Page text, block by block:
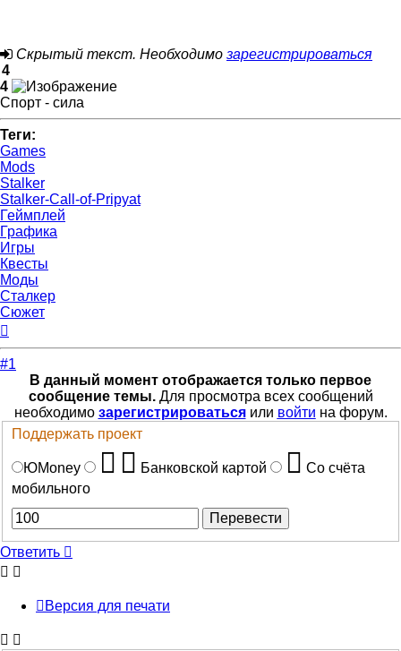
Скрытый текст. Необходимо зарегистрироваться
4
4
Спорт - сила
Теги:
Games
Mods
Stalker
Stalker-Call-of-Pripyat
Геймплей
Графика
Игры
Квесты
Моды
Сталкер
Сюжет
началу
#1
В данный момент отображается только первое
сообщение темы.Для просмотра всех сообщений
необходимо зарегистрироватьсяили войти на форум.
Поддержать проект
ЮMoney Банковской картой
Со счёта
мобильного
Ответить
Версия для печати